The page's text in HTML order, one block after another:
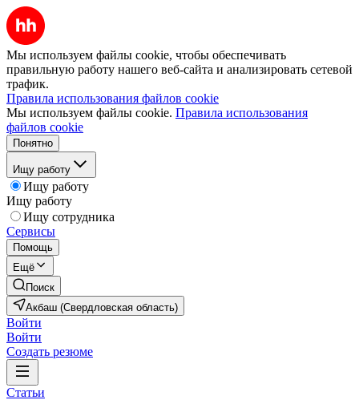
Мы используем файлы cookie, чтобы обеспечивать
правильную работу нашего веб-сайта и анализировать сетевой
трафик.
Правила использования файлов cookie
Мы используем файлы cookie. Правила использования
файлов cookie
Понятно
Ищу работу
Ищу работу
Ищу работу
Ищу сотрудника
Сервисы
Помощь
Ещё
Поиск
Акбаш (Свердловская область)
Войти
Войти
Создать резюме
Статьи